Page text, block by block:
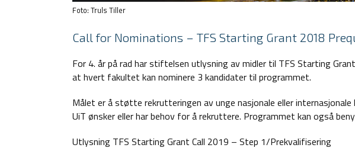
Foto: Truls Tiller
Call for Nominations – TFS Starting Grant 2018
For 4. år på rad har stiftelsen utlysning av midler til TFS Starting
at hvert fakultet kan nominere 3 kandidater til programmet.
Målet er å støtte rekrutteringen av unge nasjonale eller
UiT ønsker eller har behov for å rekruttere. Programmet kan også
Utlysning TFS Starting Grant Call 2019 – Step 1/Prekvalifisering